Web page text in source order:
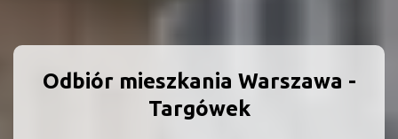
Odbiór mieszkania Warszawa -
Targówek